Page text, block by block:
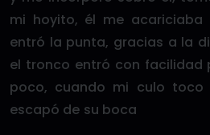
mi hoyito, él me acariciaba
entró la punta, gracias a la
el tronco entró con facilidad
poco, cuando mi culo toco
escapó de su boca